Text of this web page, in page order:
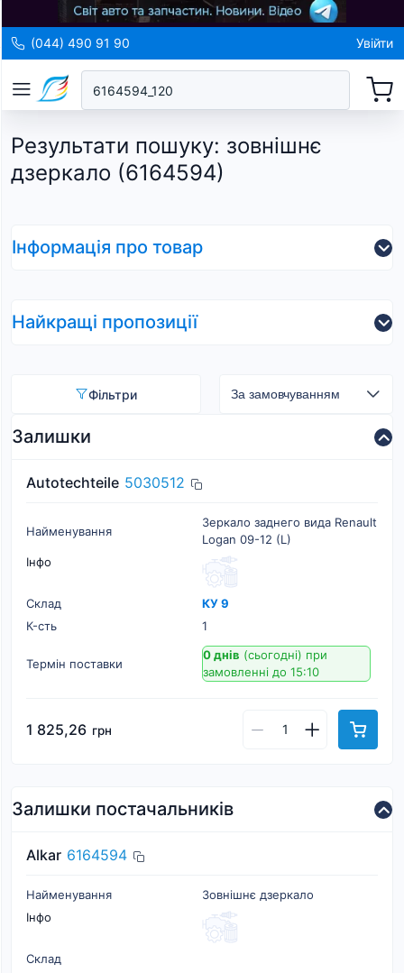
(044) 490 91 90 Увійти
Результати пошуку: зовнішнє
дзеркало (6164594)
Інформація про товар
Найкращі пропозиції
Фільтри
Залишки
Autotechteile 5030512
Найменування
Зеркало заднего вида Renault
Logan 09-12 (L)
Інфо
Склад
КУ 9
К-cть
1
Термін поставки
0 днів (сьогодні) при
замовленні до 15:10
1 825,26 грн
Залишки постачальників
Alkar 6164594
Найменування
Зовнішнє дзеркало
Інфо
Склад